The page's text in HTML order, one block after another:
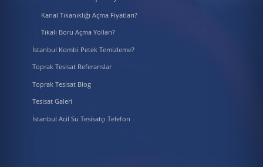
Kanal Tıkanıklığı Açma Fiyatları?
Tıkalı Boru Açma Yolları?
İstanbul Kombi Petek Temizleme?
Toprak Tesisat Referanslar
Toprak Tesisat Blog
Tesisat Galeri
İstanbul Acil Su Tesisatçı Telefon